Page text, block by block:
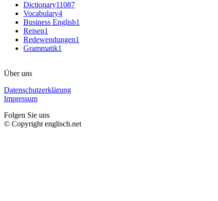
Dictionary11087
Vocabulary4
Business English1
Reisen1
Redewendungen1
Grammatik1
Über uns
Datenschutzerklärung
Impressum
Folgen Sie uns
© Copyright englisch.net